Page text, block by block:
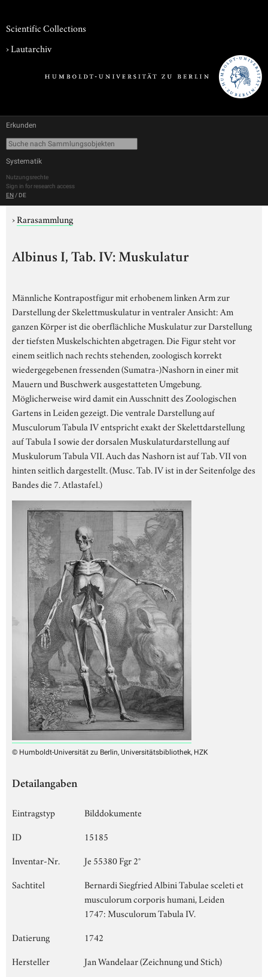
Scientific Collections
›Lautarchiv
Erkunden
Systematik
Nutzungsrechte
Sign in for research access
EN / DE
›Rarasammlung
Albinus I, Tab. IV: Muskulatur
Männliche Kontrapostfigur mit erhobenem linken Arm zur
Darstellung der Skelettmuskulatur in ventraler Ansicht: Am
ganzen Körper ist die oberflächliche Muskulatur zur Darstellung
der tiefsten Muskelschichten abgetragen. Die Figur steht vor
einem seitlich nach rechts stehenden, zoologisch korrekt
wiedergegebenen fressenden (Sumatra-)Nashorn in einer mit
Mauern und Buschwerk ausgestatteten Umgebung.
Möglicherweise wird damit ein Ausschnitt des Zoologischen
Gartens in Leiden gezeigt. Die ventrale Darstellung auf
Musculorum Tabula IV entspricht exakt der Skelettdarstellung
auf Tabula I sowie der dorsalen Muskulaturdarstellung auf
Muskulorum Tabula VII. Auch das Nashorn ist auf Tab. VII von
hinten seitlich dargestellt. (Musc. Tab. IV ist in der Seitenfolge des
Bandes die 7. Atlastafel.)
© Humboldt-Universität zu Berlin, Universitätsbibliothek, HZK
Detailangaben
Eintragstyp
Bilddokumente
ID
15185
Inventar-Nr.
Je 55380 Fgr 2°
Sachtitel
Bernardi Siegfried Albini Tabulae sceleti et
musculorum corporis humani, Leiden
1747: Musculorum Tabula IV.
Datierung
1742
Hersteller
Jan Wandelaar (Zeichnung und Stich)